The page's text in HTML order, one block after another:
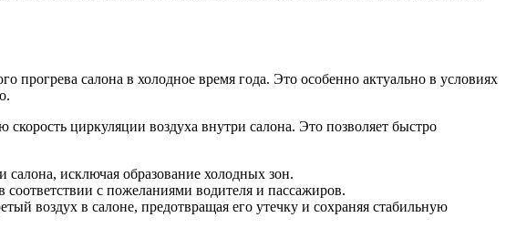
салона в холодное время года. Это особенно актуально в условиях
циркуляции воздуха внутри салона. Это позволяет быстро
исключая образование холодных зон.
с пожеланиями водителя и пассажиров.
воздух в салоне, предотвращая его утечку и сохраняя стабильную